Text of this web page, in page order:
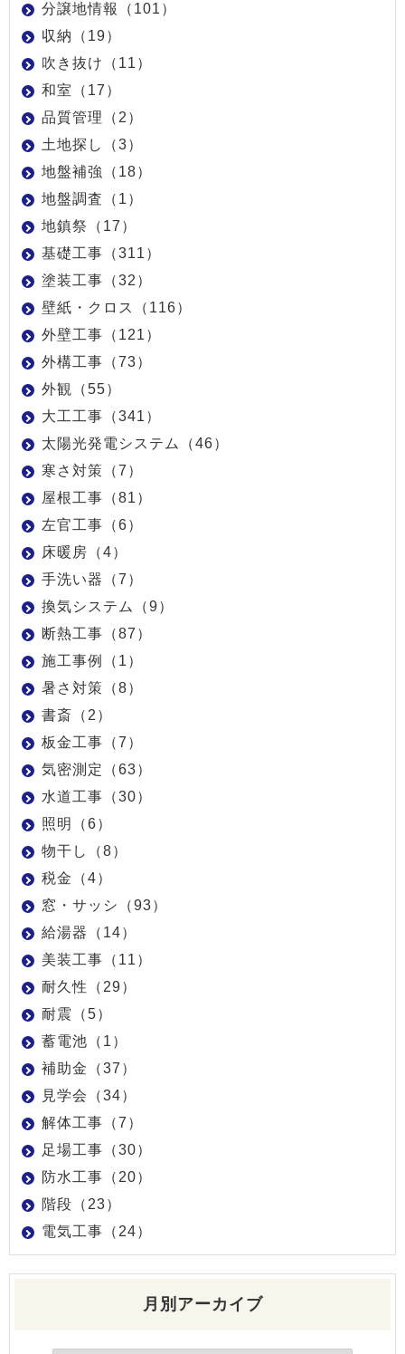
分譲地情報（101）
収納（19）
吹き抜け（11）
和室（17）
品質管理（2）
土地探し（3）
地盤補強（18）
地盤調査（1）
地鎮祭（17）
基礎工事（311）
塗装工事（32）
壁紙・クロス（116）
外壁工事（121）
外構工事（73）
外観（55）
大工工事（341）
太陽光発電システム（46）
寒さ対策（7）
屋根工事（81）
左官工事（6）
床暖房（4）
手洗い器（7）
換気システム（9）
断熱工事（87）
施工事例（1）
暑さ対策（8）
書斎（2）
板金工事（7）
気密測定（63）
水道工事（30）
照明（6）
物干し（8）
税金（4）
窓・サッシ（93）
給湯器（14）
美装工事（11）
耐久性（29）
耐震（5）
蓄電池（1）
補助金（37）
見学会（34）
解体工事（7）
足場工事（30）
防水工事（20）
階段（23）
電気工事（24）
月別アーカイブ